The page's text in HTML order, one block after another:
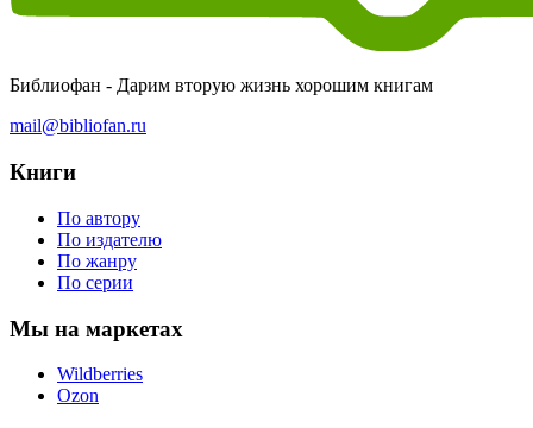
Библиофан - Дарим вторую жизнь хорошим книгам
mail@bibliofan.ru
Книги
По автору
По издателю
По жанру
По серии
Мы на маркетах
Wildberries
Ozon